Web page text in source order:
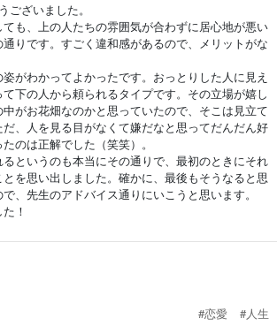
ございました。
も、上の人たちの雰囲気が合わずに居心地が悪い
りです。すごく違和感があるので、メリットがな
がわかってよかったです。おっとりした人に見え
下の人から頼られるタイプです。その立場が嬉し
がお花畑なのかと思っていたので、そこは見立て
、人を見る目がなくて嫌だなと思ってだんだん好
のは正解でした（笑笑）。
というのも本当にその通りで、最初のときにそれ
を思い出しました。確かに、最後もそうなると思
、先生のアドバイス通りにいこうと思います。
！
#恋愛
#人生